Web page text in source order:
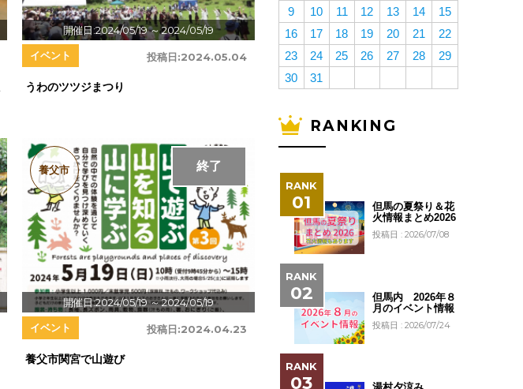
開催日:2024/05/19～ 2024/05/19
投稿日:2024.05.04
イベント
うわのツツジまつり
開催日:2024/05/19～ 2024/05/19
終了
養父市
投稿日:2024.04.23
イベント
養父市関宮で山遊び
9
10 11 12 13 14
15
16
17 18 19 20 21
22
23
24 25 26 27 28
29
30
31
RANKING
但馬の夏祭り＆花
火情報まとめ2026
投稿日 : 2026/07/08
但馬内 2026年８
月のイベント情報
投稿日 : 2026/07/24